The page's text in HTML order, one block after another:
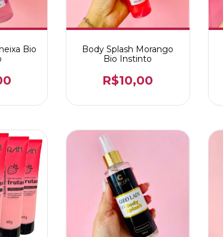
Bio
Body Splash Morango
Bio Instinto
R$10,00